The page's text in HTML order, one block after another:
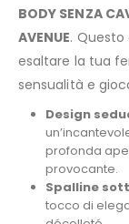
BODY SENZA
AVENUE.
esaltare la tua
sensualità e
Design
profonda
provocante.
Spalline
tocco di